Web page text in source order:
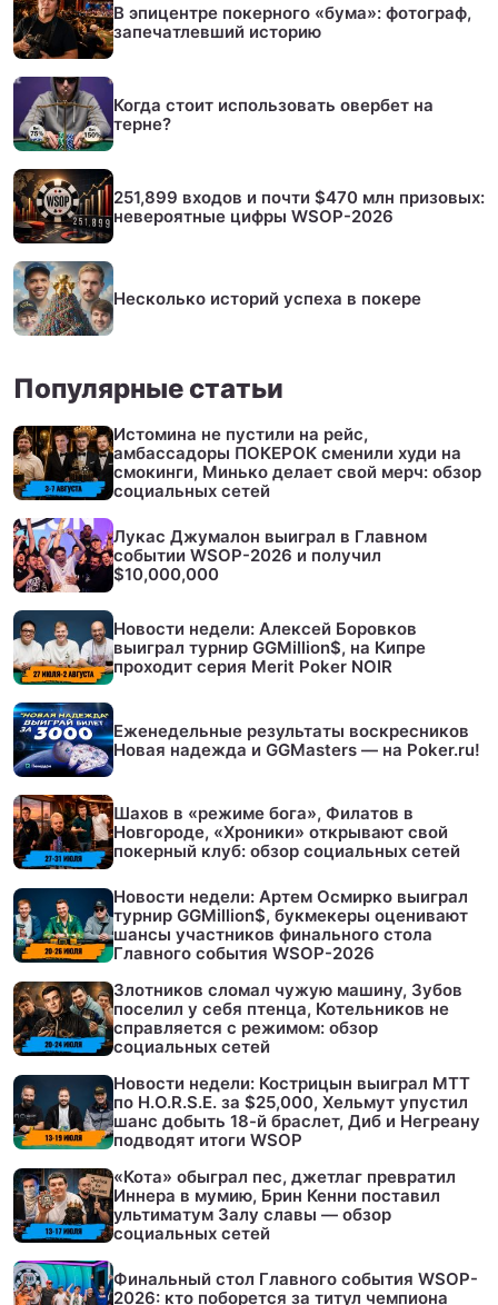
В эпицентре покерного «бума»: фотограф,
запечатлевший историю
Когда стоит использовать овербет на
терне?
251,899 входов и почти $470 млн призовых:
невероятные цифры WSOP-2026
Несколько историй успеха в покере
Популярные статьи
Истомина не пустили на рейс,
амбассадоры ПОКЕРОК сменили худи на
смокинги, Минько делает свой мерч: обзор
социальных сетей
Лукас Джумалон выиграл в Главном
событии WSOP-2026 и получил
$10,000,000
Новости недели: Алексей Боровков
выиграл турнир GGMillion$, на Кипре
проходит серия Merit Poker NOIR
Еженедельные результаты воскресников
Новая надежда и GGMasters — на Poker.ru!
Шахов в «режиме бога», Филатов в
Новгороде, «Хроники» открывают свой
покерный клуб: обзор социальных сетей
Новости недели: Артем Осмирко выиграл
турнир GGMillion$, букмекеры оценивают
шансы участников финального стола
Главного события WSOP-2026
Злотников сломал чужую машину, Зубов
поселил у себя птенца, Котельников не
справляется с режимом: обзор
социальных сетей
Новости недели: Кострицын выиграл МТТ
по H.O.R.S.E. за $25,000, Хельмут упустил
шанс добыть 18-й браслет, Диб и Негреану
подводят итоги WSOP
«Кота» обыграл пес, джетлаг превратил
Иннера в мумию, Брин Кенни поставил
ультиматум Залу славы — обзор
социальных сетей
Финальный стол Главного события WSOP-
2026: кто поборется за титул чемпиона